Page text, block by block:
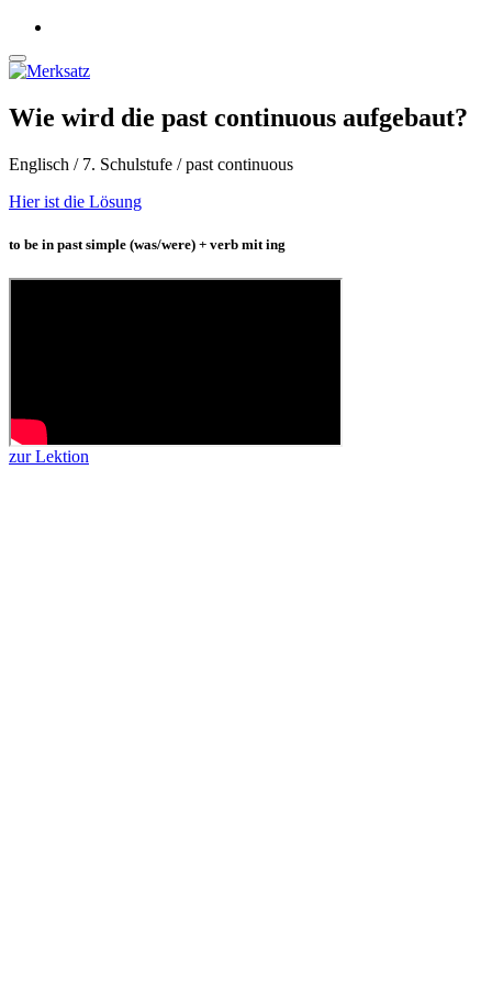
Wie wird die past continuous aufgebaut?
Englisch / 7. Schulstufe / past continuous
Hier ist die Lösung
to be in past simple (was/were) + verb mit ing
zur Lektion